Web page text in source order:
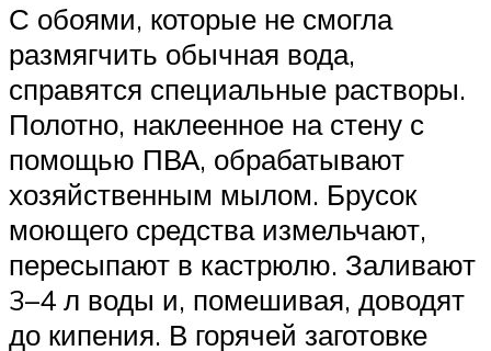
С обоями, которые не смогла
размягчить обычная вода,
справятся специальные растворы.
Полотно, наклеенное на стену с
помощью ПВА, обрабатывают
хозяйственным мылом. Брусок
моющего средства измельчают,
пересыпают в кастрюлю. Заливают
3–4 л воды и, помешивая, доводят
до кипения. В горячей заготовке